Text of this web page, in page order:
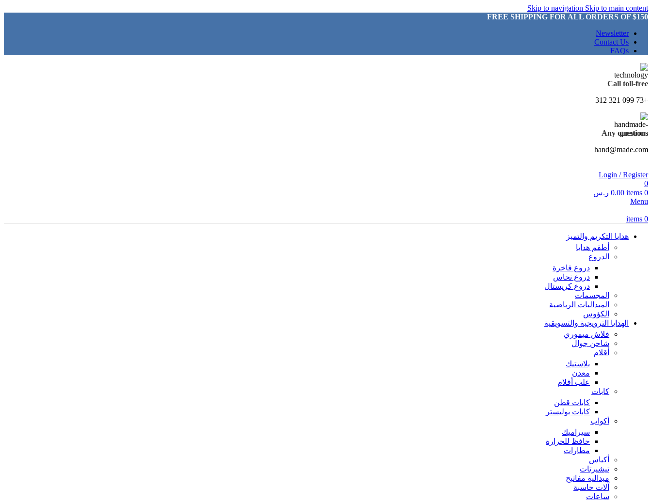
Skip to navigation Skip to main content
FREE SHIPPING FOR ALL ORDERS OF $150
Newsletter
Contact Us
FAQs
Call toll-free
+73 099 321 312
Any questions
hand@made.com
Login / Register
0
0
items
0.00 ر.س
Menu
0
items
هدايا التكريم والتميز
أطقم هدايا
الدروع
دروع فاخرة
دروع نحاس
دروع كريستال
المجسمات
الميداليات الرياضية
الكؤوس
الهدايا الترويجية والتسويقية
فلاش ميموري
شاحن جوال
أقلام
بلاستيك
معدن
علب أقلام
كابات
كابات قطن
كابات بوليستر
أكواب
سيراميك
حافظ للحرارة
مطارات
أكياس
تيشيرتات
ميدالية مفاتيح
آلات حاسبة
ساعات